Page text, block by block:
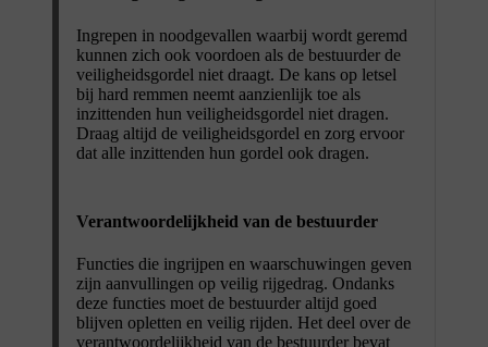
Ingrepen in noodgevallen waarbij wordt geremd
kunnen zich ook voordoen als de bestuurder de
veiligheidsgordel niet draagt. De kans op letsel
bij hard remmen neemt aanzienlijk toe als
inzittenden hun veiligheidsgordel niet dragen.
Draag altijd de veiligheidsgordel en zorg ervoor
dat alle inzittenden hun gordel ook dragen.
Verantwoordelijkheid van de bestuurder
Functies die ingrijpen en waarschuwingen geven
zijn aanvullingen op veilig rijgedrag. Ondanks
deze functies moet de bestuurder altijd goed
blijven opletten en veilig rijden. Het deel over de
verantwoordelijkheid van de bestuurder bevat